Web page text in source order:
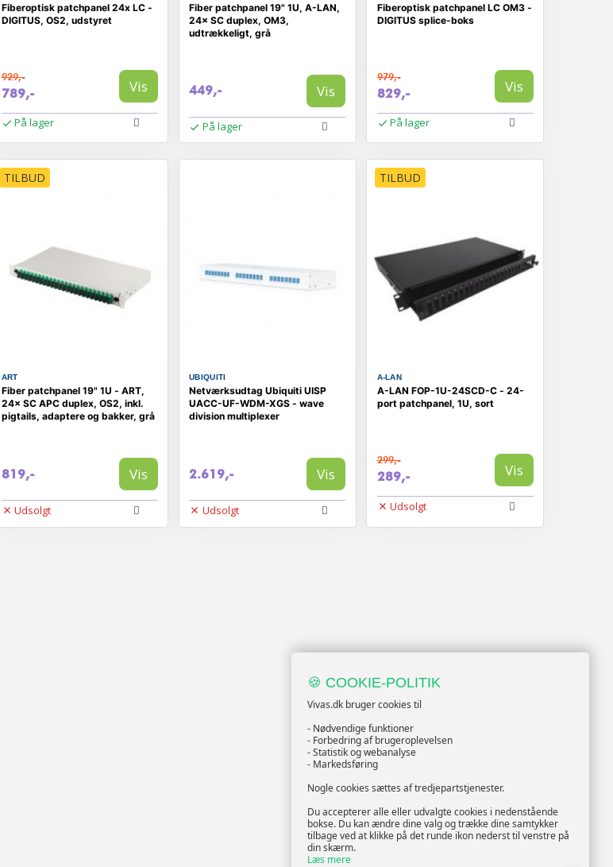
Fiberoptisk patchpanel 24x LC -
DIGITUS, OS2, udstyret
929,-
789,- Vis
På lager
Fiber patchpanel 19" 1U, A-LAN,
24× SC duplex, OM3,
udtrækkeligt, grå
449,- Vis
På lager
Fiberoptisk patchpanel LC OM3 -
DIGITUS splice-boks
979,-
829,- Vis
På lager
TILBUD
ART
Fiber patchpanel 19" 1U - ART,
24× SC APC duplex, OS2, inkl.
pigtails, adaptere og bakker, grå
819,- Vis
Udsolgt
UBIQUITI
Netværksudtag Ubiquiti UISP
UACC-UF-WDM-XGS - wave
division multiplexer
2.619,- Vis
Udsolgt
TILBUD
A-LAN
A-LAN FOP-1U-24SCD-C - 24-
port patchpanel, 1U, sort
299,-
289,- Vis
Udsolgt
🍪 COOKIE-POLITIK
Vivas.dk bruger cookies til
- Nødvendige funktioner
- Forbedring af brugeroplevelsen
- Statistik og webanalyse
- Markedsføring
Nogle cookies sættes af tredjepartstjenester.
Du accepterer alle eller udvalgte cookies i nedenstående
bokse. Du kan ændre dine valg og trække dine samtykker
tilbage ved at klikke på det runde ikon nederst til venstre på
din skærm.
Læs mere